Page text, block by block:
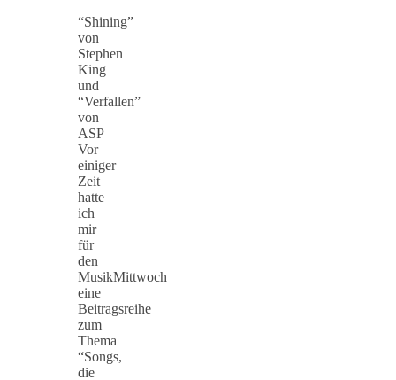
“Shining”
von
Stephen
King
und
“Verfallen”
von
ASP
Vor
einiger
Zeit
hatte
ich
mir
für
den
MusikMittwoch
eine
Beitragsreihe
zum
Thema
“Songs,
die